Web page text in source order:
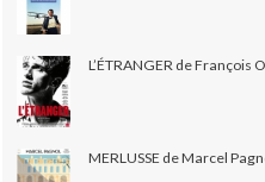
L’ÉTRANGER de François
MERLUSSE de Marcel